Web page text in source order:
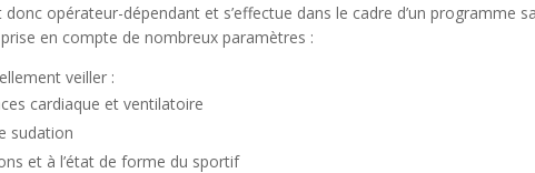
donc opérateur-dépendant et s’effectue dans le cadre d’un programme
en compte de nombreux paramètres :
veiller :
cardiaque et ventilatoire
sudation
et à l’état de forme du sportif